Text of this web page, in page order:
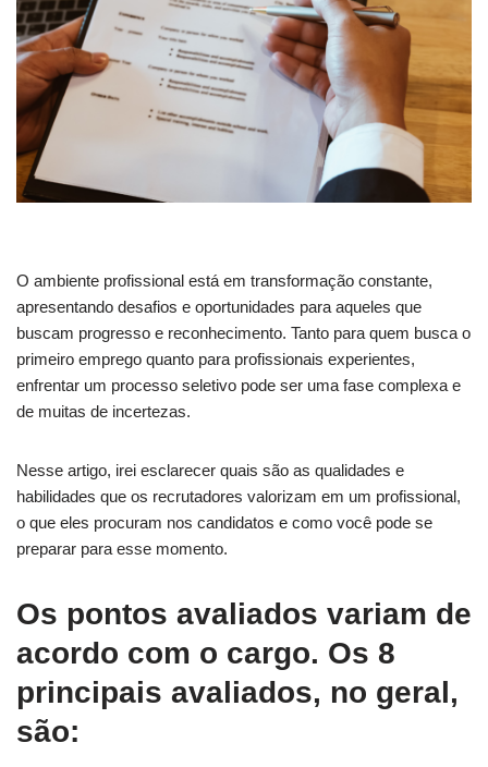
O ambiente profissional está em transformação constante,
apresentando desafios e oportunidades para aqueles que
buscam progresso e reconhecimento. Tanto para quem busca o
primeiro emprego quanto para profissionais experientes,
enfrentar um processo seletivo pode ser uma fase complexa e
de muitas de incertezas.
Nesse artigo, irei esclarecer quais são as qualidades e
habilidades que os recrutadores valorizam em um profissional,
o que eles procuram nos candidatos e como você pode se
preparar para esse momento.
Os pontos avaliados variam de
acordo com o cargo. Os 8
principais avaliados, no geral,
são: